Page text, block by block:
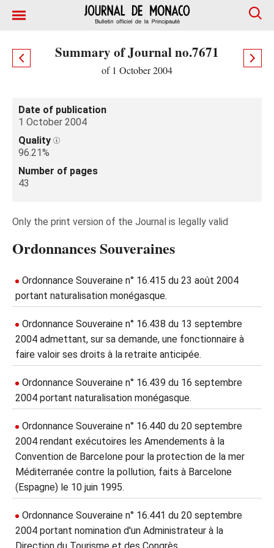
Summary of Journal no.7671
of 1 October 2004
Date of publication
1 October 2004
Quality
96.21%
Number of pages
43
Only the print version of the Journal is legally valid
Ordonnances Souveraines
Ordonnance Souveraine n° 16.415 du 23 août 2004
portant naturalisation monégasque.
Ordonnance Souveraine n° 16.438 du 13 septembre
2004 admettant, sur sa demande, une fonctionnaire à
faire valoir ses droits à la retraite anticipée.
Ordonnance Souveraine n° 16.439 du 16 septembre
2004 portant naturalisation monégasque.
Ordonnance Souveraine n° 16.440 du 20 septembre
2004 rendant exécutoires les Amendements à la
Convention de Barcelone pour la protection de la mer
Méditerranée contre la pollution, faits à Barcelone
(Espagne) le 10 juin 1995.
Ordonnance Souveraine n° 16.441 du 20 septembre
2004 portant nomination d'un Administrateur à la